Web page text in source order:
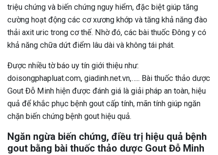
triệu chứng và biến chứng nguy hiểm, đặc biệt giúp tăng
cường hoạt động các cơ xương khớp và tăng khả năng đào
thải axit uric trong cơ thế. Nhờ đó, các bài thuốc Đông y có
khả năng chữa dứt điểm lâu dài và không tái phát.
Được nhiều tờ báo uy tín giới thiệu như:
doisongphapluat.com, giadinh.net.vn,….. Bài thuốc thảo dược
Gout Đỗ Minh hiện được đánh giá là giải pháp an toàn, hiệu
quả để khắc phục bệnh gout cấp tính, mãn tính giúp ngăn
chặn biến chứng bệnh gout hiệu quả.
Ngăn ngừa biến chứng, điều trị hiệu quả bệnh
gout bằng bài thuốc thảo dược Gout Đỗ Minh